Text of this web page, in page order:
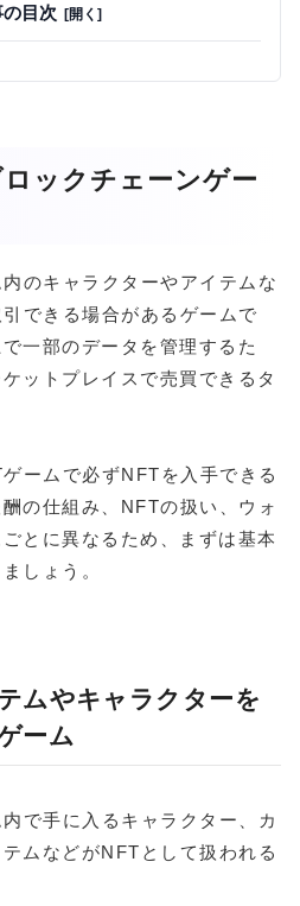
目次
ックチェーンゲー
のキャラクターやアイテムな
できる場合があるゲームで
一部のデータを管理するた
ットプレイスで売買できるタ
ームで必ずNFTを入手できる
の仕組み、NFTの扱い、ウォ
とに異なるため、まずは基本
しょう。
ムやキャラクターを
ーム
で手に入るキャラクター、カ
ムなどがNFTとして扱われる